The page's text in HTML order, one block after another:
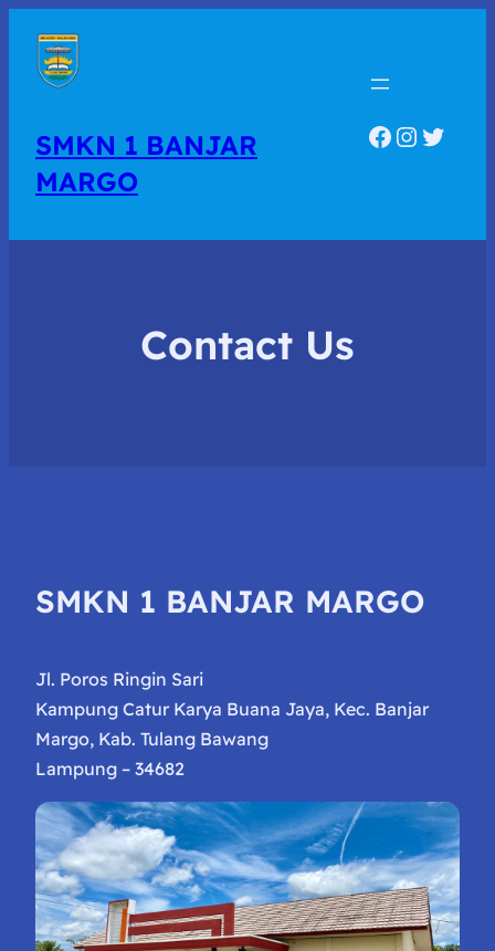
SMKN 1 BANJAR
MARGO
Facebook
Contact Us
SMKN 1 BANJAR MARGO
Jl. Poros Ringin Sari
Kampung Catur Karya Buana Jaya, Kec. Banjar
Margo, Kab. Tulang Bawang
Lampung – 34682